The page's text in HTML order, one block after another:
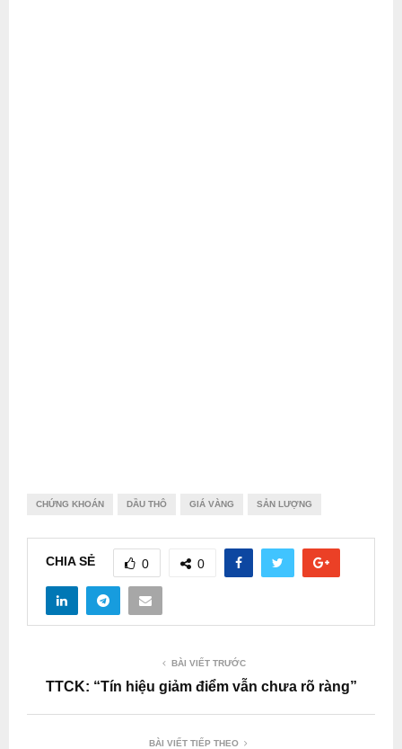
CHỨNG KHOÁN DẦU THÔ GIÁ VÀNG SẢN LƯỢNG
CHIA SẺ 0 0
BÀI VIẾT TRƯỚC
TTCK: “Tín hiệu giảm điểm vẫn chưa rõ ràng”
BÀI VIẾT TIẾP THEO